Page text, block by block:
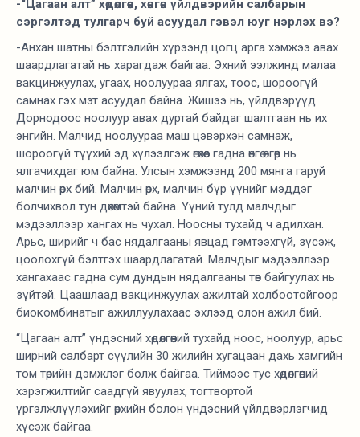
-“Цагаан алт” хөдөлгөөн, хөнгөн үйлдвэрийн салбарын
сэргэлтэд тулгарч буй асуудал гэвэл юуг нэрлэх вэ?
-Анхан шатны бэлтгэлийн хүрээнд цогц арга хэмжээ авах
шаардлагатай нь харагдаж байгаа. Эхний ээлжинд малаа
вакцинжуулах, угаах, ноолуураа ялгах, тоос, шороогүй
самнах гэх мэт асуудал байна. Жишээ нь, үйлдвэрүүд
Дорнодоос ноолуур авах дуртай байдаг шалтгаан нь их
энгийн. Малчид ноолуураа маш цэвэрхэн самнаж,
шороогүй түүхий эд хүлээлгэж өгөхөөс гадна өнгө өнгөөр нь
ялгачихдаг юм байна. Улсын хэмжээнд 200 мянга гаруй
малчин өрх бий. Малчин өрх, малчин бүр үүнийг мэддэг
болчихвол тун дөхөмтэй байна. Үүний тулд малчдыг
мэдээллээр хангах нь чухал. Ноосны тухайд ч адилхан.
Арьс, ширийг ч бас нядалгааны явцад гэмтээхгүй, зүсэж,
цоолохгүй бэлтгэх шаардлагатай. Малчдыг мэдээллээр
хангахаас гадна сум дундын нядалгааны төв байгуулах нь
зүйтэй. Цаашлаад вакцинжуулах ажилтай холбоотойгоор
биокомбинатыг ажиллуулахаас эхлээд олон ажил бий.
“Цагаан алт” үндэсний хөдөлгөөний тухайд ноос, ноолуур, арьс
ширний салбарт сүүлийн 30 жилийн хугацаан дахь хамгийн
том төрийн дэмжлэг болж байгаа. Тиймээс тус хөдөлгөөний
хэрэгжилтийг саадгүй явуулах, тогтвортой
үргэлжлүүлэхийг өрхийн болон үндэсний үйлдвэрлэгчид
хүсэж байгаа.